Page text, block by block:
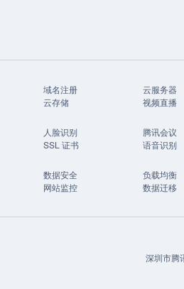
域名注册
云服务器
云存储
视频直播
人脸识别
腾讯会议
SSL 证书
语音识别
数据安全
负载均衡
网站监控
数据迁移
深圳市腾